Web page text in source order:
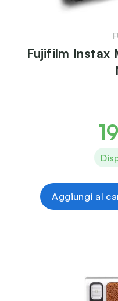
Fujifilm Instax
Aggiungi al